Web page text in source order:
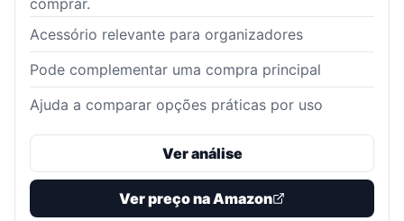
comprar.
Acessório relevante para organizadores
Pode complementar uma compra principal
Ajuda a comparar opções práticas por uso
Ver análise
Ver preço na Amazon